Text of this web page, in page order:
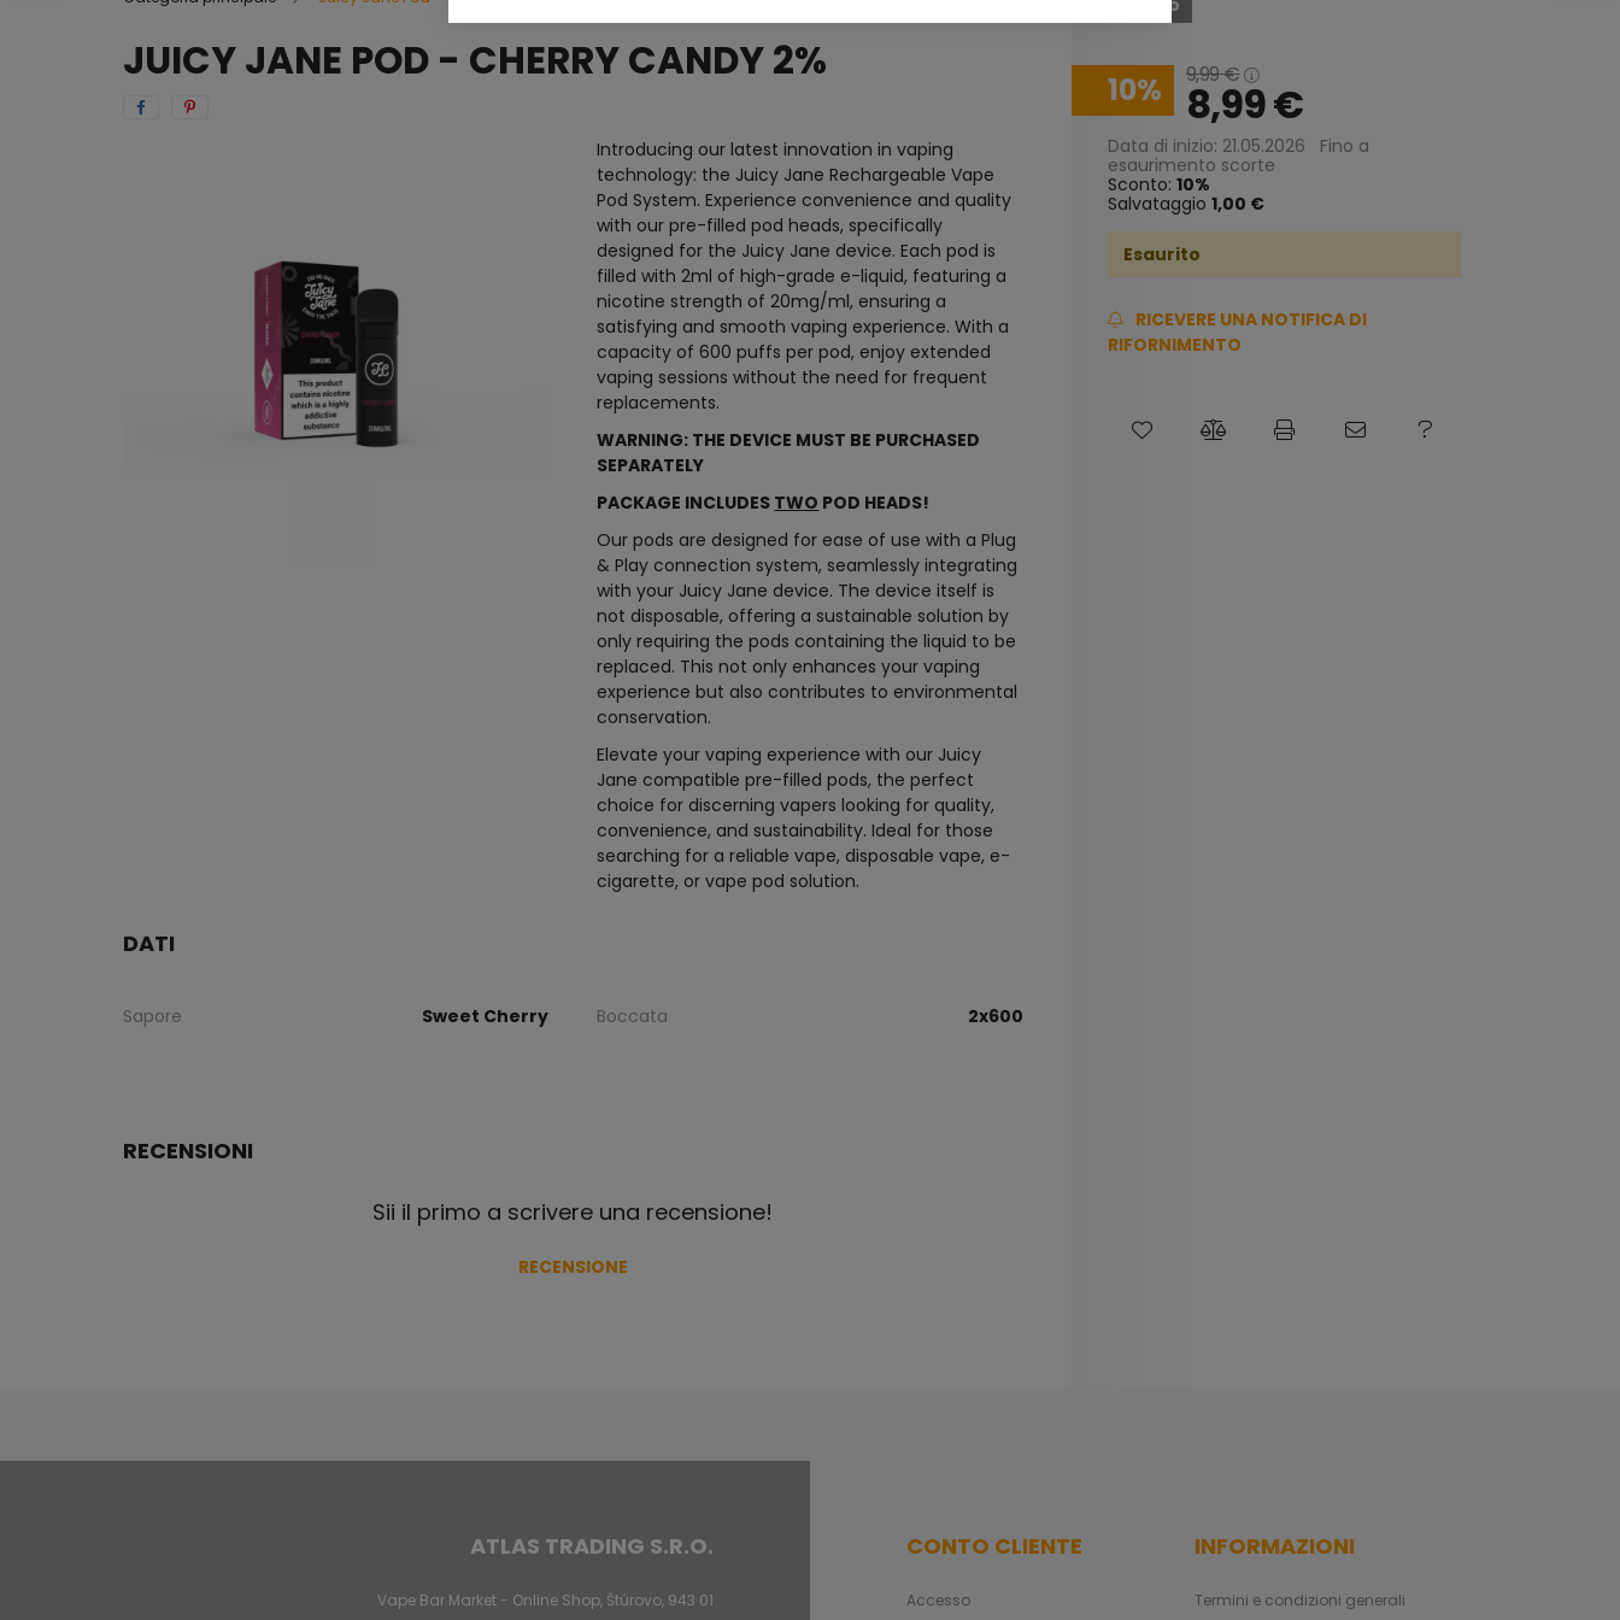
JUICY JANE POD - CHERRY CANDY 2%
Introducing our latest innovation in vaping
technology: the Juicy Jane Rechargeable Vape
Pod System. Experience convenience and quality
with our pre-filled pod heads, specifically
designed for the Juicy Jane device. Each pod is
filled with 2ml of high-grade e-liquid, featuring a
nicotine strength of 20mg/ml, ensuring a
satisfying and smooth vaping experience. With a
capacity of 600 puffs per pod, enjoy extended
vaping sessions without the need for frequent
replacements.
WARNING: THE DEVICE MUST BE PURCHASED
SEPARATELY
PACKAGE INCLUDES TWO POD HEADS!
Our pods are designed for ease of use with a Plug
& Play connection system, seamlessly integrating
with your Juicy Jane device. The device itself is
not disposable, offering a sustainable solution by
only requiring the pods containing the liquid to be
replaced. This not only enhances your vaping
experience but also contributes to environmental
conservation.
Elevate your vaping experience with our Juicy
Jane compatible pre-filled pods, the perfect
choice for discerning vapers looking for quality,
convenience, and sustainability. Ideal for those
searching for a reliable vape, disposable vape, e-
cigarette, or vape pod solution.
Esaurito
10 9,99€
8,99€
Data di inizio: 21.05.2026
Fino a
esaurimento scorte
Sconto: 10
Salvataggio 1,00 €
Esaurito
RICEVERE UNA NOTIFICA DI
RIFORNIMENTO
DATI
Sapore Sweet Cherry Boccata 2x600
RECENSIONI
Sii il primo a scrivere una recensione!
RECENSIONE
ATLAS TRADING S.R.O.
Vape Bar Market - Online Shop, Štúrovo, 943 01
CONTO CLIENTE
Accesso
INFORMAZIONI
Termini e condizioni generali